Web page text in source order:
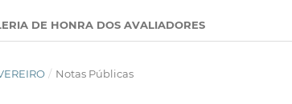
DE HONRA DOS AVALIADORES
/ Notas Públicas